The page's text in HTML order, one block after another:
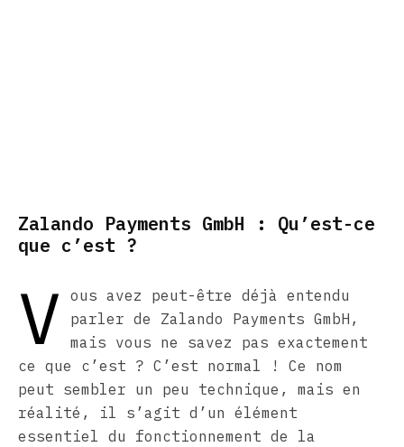
Zalando Payments GmbH : Qu’est-ce
que c’est ?
V
ous avez peut-être déjà entendu
parler de Zalando Payments GmbH,
mais vous ne savez pas exactement
ce que c’est ? C’est normal ! Ce nom
peut sembler un peu technique, mais en
réalité, il s’agit d’un élément
essentiel du fonctionnement de la